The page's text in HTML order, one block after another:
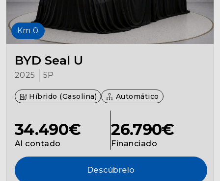
Km 0
BYD Seal U
2025 5P
Híbrido (Gasolina) Automático
34.490€
Al contado
26.790€
Financiado
Descúbrelo